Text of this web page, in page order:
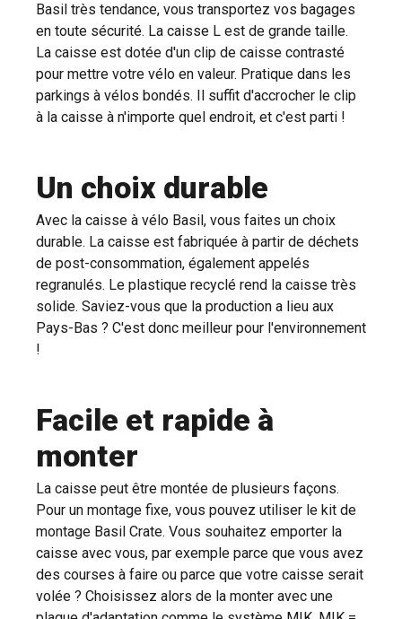
Basil très tendance, vous transportez vos bagages
en toute sécurité. La caisse L est de grande taille.
La caisse est dotée d'un clip de caisse contrasté
pour mettre votre vélo en valeur. Pratique dans les
parkings à vélos bondés. Il suffit d'accrocher le clip
à la caisse à n'importe quel endroit, et c'est parti !
Un choix durable
Avec la caisse à vélo Basil, vous faites un choix
durable. La caisse est fabriquée à partir de déchets
de post-consommation, également appelés
regranulés. Le plastique recyclé rend la caisse très
solide. Saviez-vous que la production a lieu aux
Pays-Bas ? C'est donc meilleur pour l'environnement
!
Facile et rapide à
monter
La caisse peut être montée de plusieurs façons.
Pour un montage fixe, vous pouvez utiliser le kit de
montage Basil Crate. Vous souhaitez emporter la
caisse avec vous, par exemple parce que vous avez
des courses à faire ou parce que votre caisse serait
volée ? Choisissez alors de la monter avec une